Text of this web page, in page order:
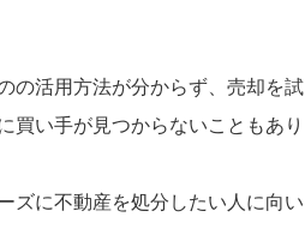
の活用方法が分からず、売却を試
買い手が見つからないこともあり
ズに不動産を処分したい人に向い